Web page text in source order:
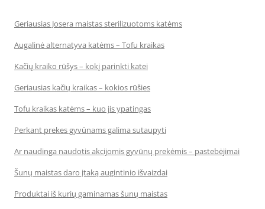
Geriausias Josera maistas sterilizuotoms katėms
Augalinė alternatyva katėms – Tofu kraikas
Kačių kraiko rūšys – kokį parinkti katei
Geriausias kačių kraikas – kokios rūšies
Tofu kraikas katėms – kuo jis ypatingas
Perkant prekes gyvūnams galima sutaupyti
Ar naudinga naudotis akcijomis gyvūnų prekėmis – pastebėjimai
Šunų maistas daro įtaką augintinio išvaizdai
Produktai iš kurių gaminamas šunų maistas